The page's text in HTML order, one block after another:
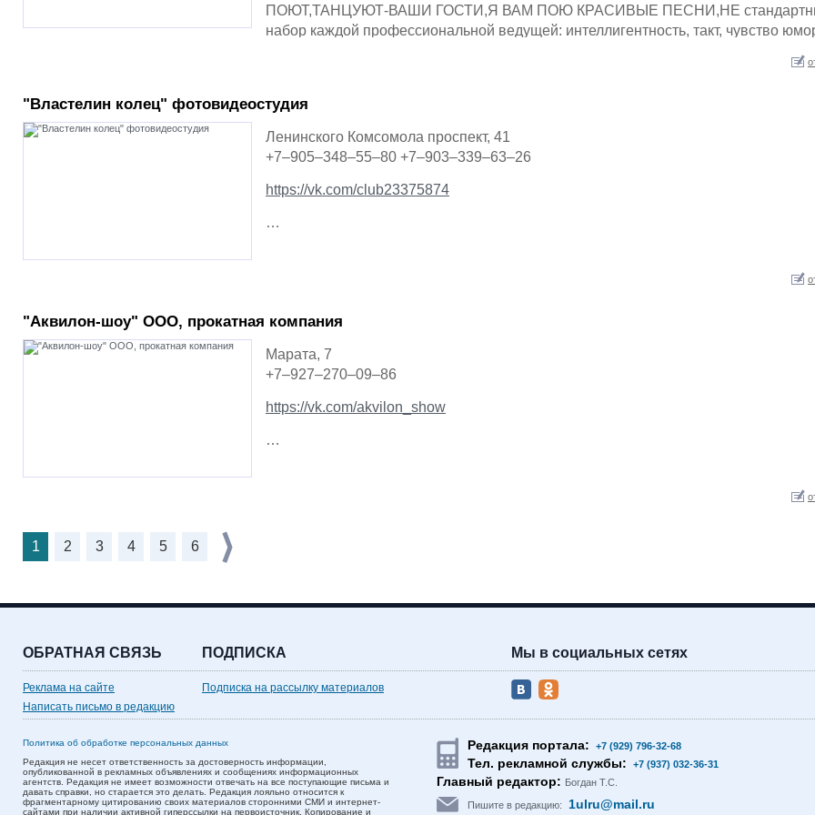
ПОЮТ,ТАНЦУЮТ-ВАШИ ГОСТИ,Я ВАМ ПОЮ КРАСИВЫЕ ПЕСНИ,НЕ
набор каждой профессиональной ведущей: интеллигентность, такт, чувство
"Властелин колец" фотовидеостудия
Ленинского Комсомола проспект, 41
+7–905–348–55–80 +7–903–339–63–26
https://vk.com/club23375874
…
"Аквилон-шоу" ООО, прокатная компания
Марата, 7
+7–927–270–09–86
https://vk.com/akvilon_show
…
1 2 3 4 5 6
ОБРАТНАЯ СВЯЗЬ
Реклама на сайте
Написать письмо в редакцию
ПОДПИСКА
Подписка на рассылку материалов
Мы в социальных сетях
Политика об обработке персональных данных
Редакция не несет ответственность за достоверность информации,
опубликованной в рекламных объявлениях и сообщениях информационных
агентств. Редакция не имеет возможности отвечать на все поступающие письма и
давать справки, но старается это делать. Редакция лояльно относится к
фрагментарному цитированию своих материалов сторонними СМИ и интернет-
сайтами при наличии активной гиперссылки на первоисточник. Копирование и
Редакция портала: +7 (929) 796-32-68
Тел. рекламной службы: +7 (937) 032-36-31
Главный редактор: Богдан Т.С.
Пишите в редакцию: 1ulru@mail.ru